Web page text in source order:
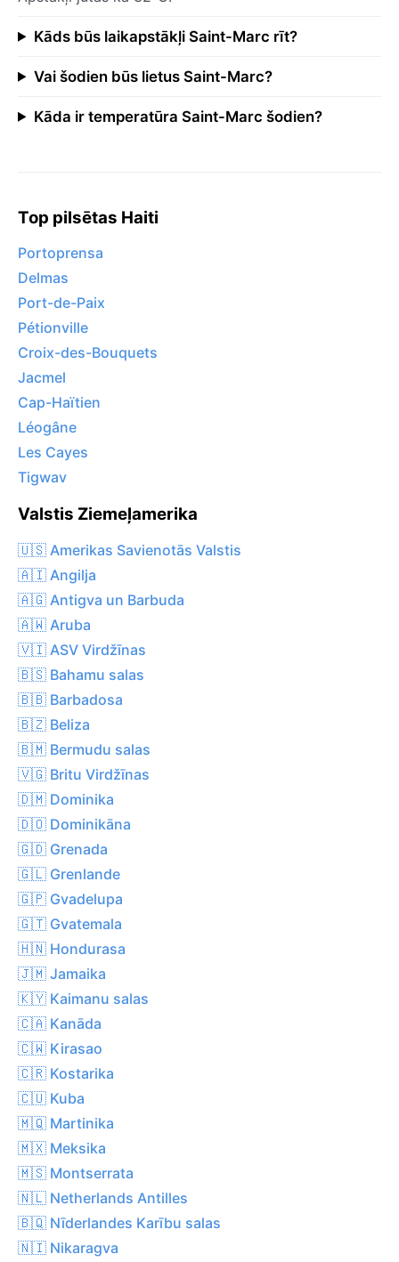
Kāds būs laikapstākļi Saint-Marc rīt?
Vai šodien būs lietus Saint-Marc?
Kāda ir temperatūra Saint-Marc šodien?
Top pilsētas Haiti
Portoprensa
Delmas
Port-de-Paix
Pétionville
Croix-des-Bouquets
Jacmel
Cap-Haïtien
Léogâne
Les Cayes
Tigwav
Valstis Ziemeļamerika
🇺🇸 Amerikas Savienotās Valstis
🇦🇮 Angilja
🇦🇬 Antigva un Barbuda
🇦🇼 Aruba
🇻🇮 ASV Virdžīnas
🇧🇸 Bahamu salas
🇧🇧 Barbadosa
🇧🇿 Beliza
🇧🇲 Bermudu salas
🇻🇬 Britu Virdžīnas
🇩🇲 Dominika
🇩🇴 Dominikāna
🇬🇩 Grenada
🇬🇱 Grenlande
🇬🇵 Gvadelupa
🇬🇹 Gvatemala
🇭🇳 Hondurasa
🇯🇲 Jamaika
🇰🇾 Kaimanu salas
🇨🇦 Kanāda
🇨🇼 Kirasao
🇨🇷 Kostarika
🇨🇺 Kuba
🇲🇶 Martinika
🇲🇽 Meksika
🇲🇸 Montserrata
🇳🇱 Netherlands Antilles
🇧🇶 Nīderlandes Karību salas
🇳🇮 Nikaragva